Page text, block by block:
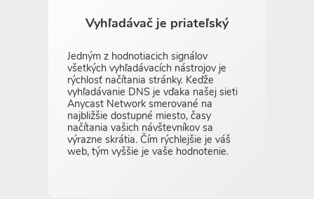
Vyhľadávač je priateľský
Jedným z hodnotiacich signálov
všetkých vyhľadávacích nástrojov je
rýchlosť načítania stránky. Keďže
vyhľadávanie DNS je vďaka našej sieti
Anycast Network smerované na
najbližšie dostupné miesto, časy
načítania vašich návštevníkov sa
výrazne skrátia. Čím rýchlejšie je váš
web, tým vyššie je vaše hodnotenie.